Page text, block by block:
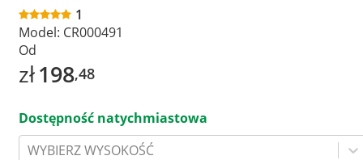
1
Model: CR000491
Od
zł198,48
Dostępność natychmiastowa
WYBIERZ WYSOKOŚĆ